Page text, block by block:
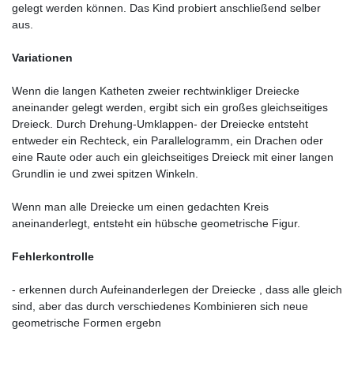
gelegt werden können. Das Kind probiert anschließend selber
aus.
Variationen
Wenn die langen Katheten zweier rechtwinkliger Dreiecke
aneinander gelegt werden, ergibt sich ein großes gleichseitiges
Dreieck. Durch Drehung-Umklappen- der Dreiecke entsteht
entweder ein Rechteck, ein Parallelogramm, ein Drachen oder
eine Raute oder auch ein gleichseitiges Dreieck mit einer langen
Grundlin ie und zwei spitzen Winkeln.
Wenn man alle Dreiecke um einen gedachten Kreis
aneinanderlegt, entsteht ein hübsche geometrische Figur.
Fehlerkontrolle
- erkennen durch Aufeinanderlegen der Dreiecke , dass alle gleich
sind, aber das durch verschiedenes Kombinieren sich neue
geometrische Formen ergebn